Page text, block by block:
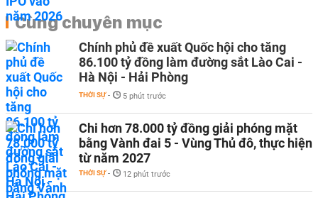
Cùng chuyên mục
Chính phủ đề xuất Quốc hội cho tăng
86.100 tỷ đồng làm đường sắt Lào Cai -
Hà Nội - Hải Phòng
THỜI SỰ - 5 phút trước
Chi hơn 78.000 tỷ đồng giải phóng mặt
bằng Vành đai 5 - Vùng Thủ đô, thực hiện
từ năm 2027
THỜI SỰ - 12 phút trước